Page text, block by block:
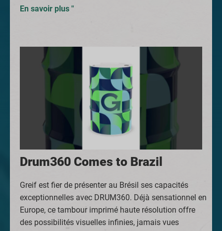
En savoir plus "
Drum360 Comes to Brazil
Greif est fier de présenter au Brésil ses capacités
exceptionnelles avec DRUM360. Déjà sensationnel en
Europe, ce tambour imprimé haute résolution offre
des possibilités visuelles infinies, jamais vues